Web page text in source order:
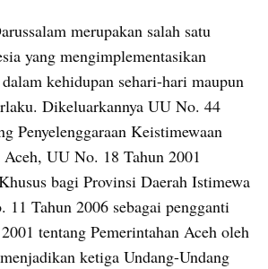
merupakan salah satu
yang mengimplementasikan
kehidupan sehari-hari maupun
Dikeluarkannya UU No. 44
Penyelenggaraan Keistimewaan
UU No. 18 Tahun 2001
bagi Provinsi Daerah Istimewa
11 Tahun 2006 sebagai pengganti
tentang Pemerintahan Aceh oleh
ketiga Undang-Undang